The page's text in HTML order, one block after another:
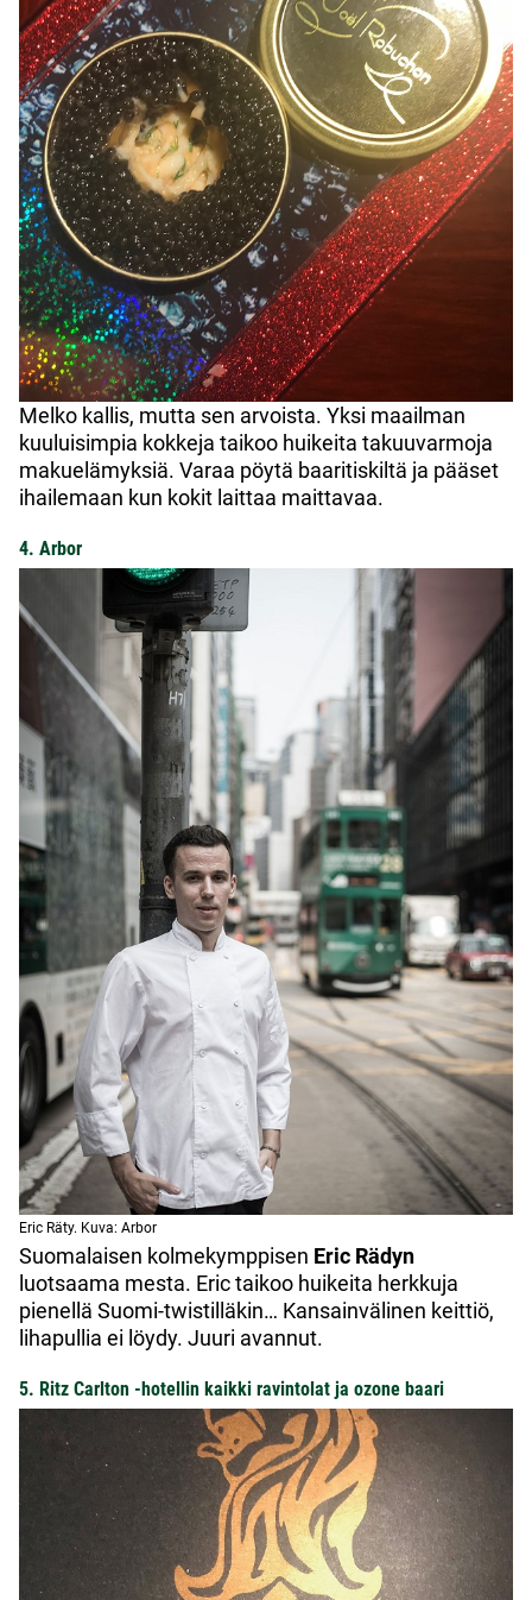
Melko kallis, mutta sen arvoista. Yksi maailman
kuuluisimpia kokkeja taikoo huikeita takuuvarmoja
makuelämyksiä. Varaa pöytä baaritiskiltä ja pääset
ihailemaan kun kokit laittaa maittavaa.
4. Arbor
Eric Räty. Kuva: Arbor
Suomalaisen kolmekymppisen Eric Rädyn
luotsaama mesta. Eric taikoo huikeita herkkuja
pienellä Suomi-twistilläkin… Kansainvälinen keittiö,
lihapullia ei löydy. Juuri avannut.
5. Ritz Carlton -hotellin kaikki ravintolat ja ozone baari